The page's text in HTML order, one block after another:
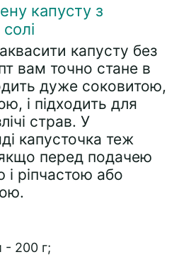
капусту з
капусту без
вам точно стане в
дуже соковитою,
і підходить для
страв. У
капусточка теж
перед подачею
і ріпчастою або
- 200 г;